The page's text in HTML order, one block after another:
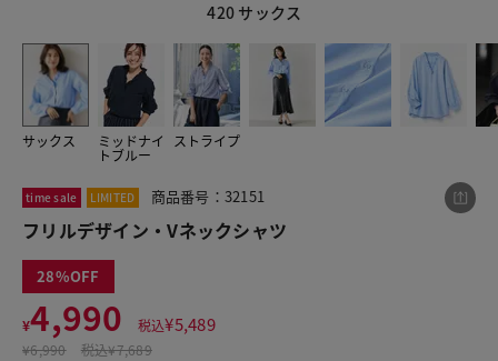
420 サックス
サックス ミッドナイ
トブルー
ストライプ
1
time sale LIMITED 商品番号：32151
フリルデザイン・Vネックシャツ
28
¥4,990 税込¥5,489
¥6,990 税込¥7,689
この商品をシェアする
¥4,990
税込¥5,489